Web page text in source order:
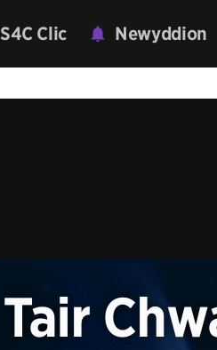
S4C Clic Newyddion
Tair